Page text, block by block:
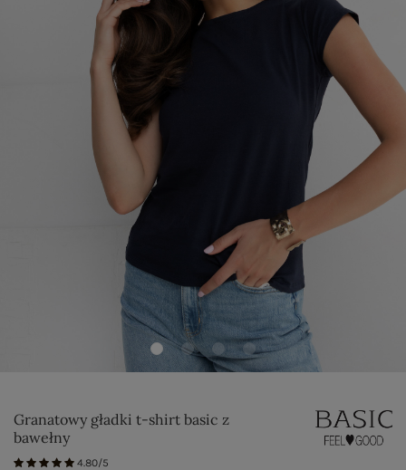
Granatowy gładki t-shirt basic z
bawełny
4.80/5